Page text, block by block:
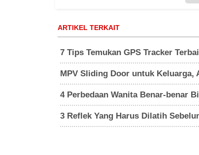
ARTIKEL TERKAIT
7 Tips Temukan GPS Tracker
MPV Sliding Door untuk Keluarga,
4 Perbedaan Wanita Benar-benar
3 Reflek Yang Harus Dilatih